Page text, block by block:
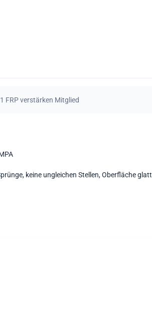
FRP verstärken Mitglied
keine ungleichen Stellen, Oberfläche glatt